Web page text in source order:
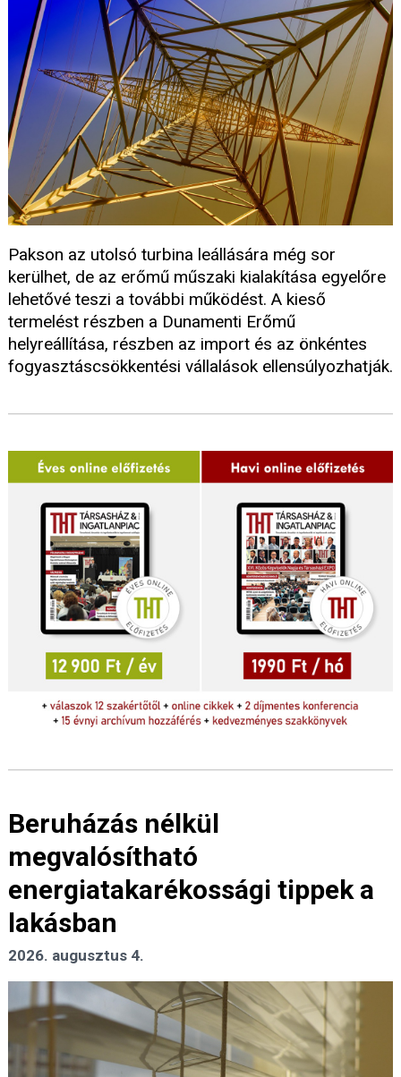
Pakson az utolsó turbina leállására még sor
kerülhet, de az erőmű műszaki kialakítása egyelőre
lehetővé teszi a további működést. A kieső
termelést részben a Dunamenti Erőmű
helyreállítása, részben az import és az önkéntes
fogyasztáscsökkentési vállalások ellensúlyozhatják.
Beruházás nélkül
megvalósítható
energiatakarékossági tippek a
lakásban
2026. augusztus 4.